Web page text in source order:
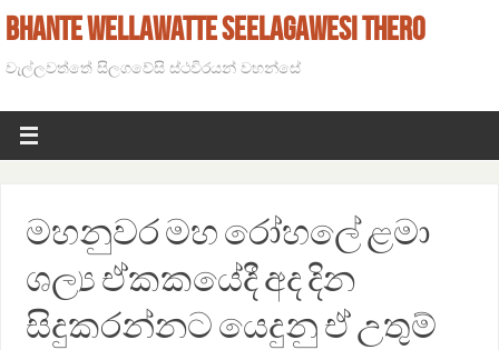
BHANTE WELLAWATTE SEELAGAWESI THERO
වැල්ලවත්තේ සිලගවේසි ස්ථවිරයන් වහන්සේ
මහනුවර මහ රෝහලේ ළමා
ශල්‍ය ඒකකයේදී අද දින
සිදුකරන්නට යෙදුනු ඒ උතුම්